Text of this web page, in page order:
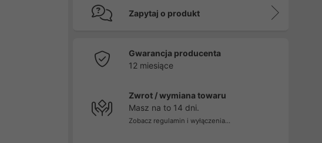
Zapytaj o produkt
Gwarancja producenta
12 miesiące
Zwrot / wymiana towaru
Masz na to 14 dni.
Zobacz regulamin i wyłączenia...